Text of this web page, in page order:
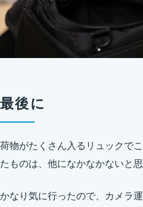
最後に
荷物がたくさん入るリュックで
たものは、他になかなかないと思
かなり気に行ったので、カメラ